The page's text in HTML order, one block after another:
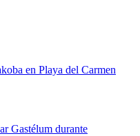
en Playa del Carmen
Gastélum durante